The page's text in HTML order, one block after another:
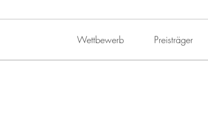
Wettbewerb Preisträger